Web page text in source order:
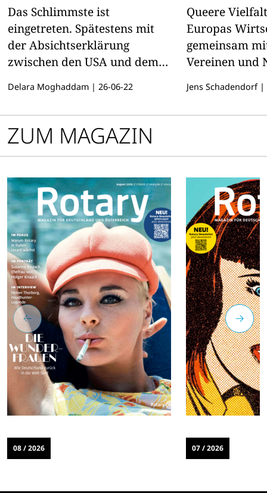
Das Schlimmste ist
eingetreten. Spätestens mit
der Absichtserklärung
zwischen den USA und dem
einen Regimewechsel
erloschen. Was macht diese
bittere Realität mit den
Menschen, die so sehr auf
Freiheit gehofft hatten?
Delara Moghaddam | 26-06-22
Queere
Europas
gemeinsam
Vereinen und
nützt
Jens Schadendorf|
ZUM MAGAZIN
08 / 2026 07 / 2026